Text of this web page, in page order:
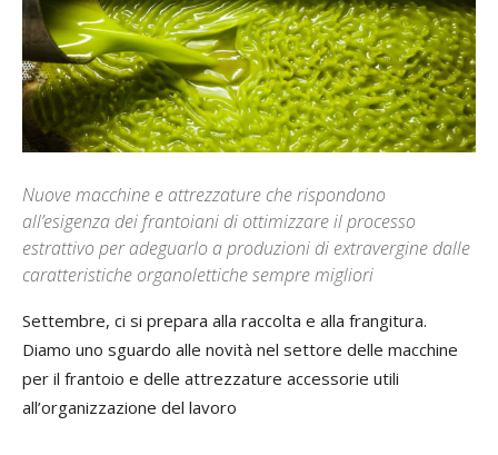
Nuove macchine e attrezzature che rispondono
all’esigenza dei frantoiani di ottimizzare il processo
estrattivo per adeguarlo a produzioni di extravergine dalle
caratteristiche organolettiche sempre migliori
Settembre, ci si prepara alla raccolta e alla frangitura.
Diamo uno sguardo alle novità nel settore delle macchine
per il frantoio e delle attrezzature accessorie utili
all’organizzazione del lavoro